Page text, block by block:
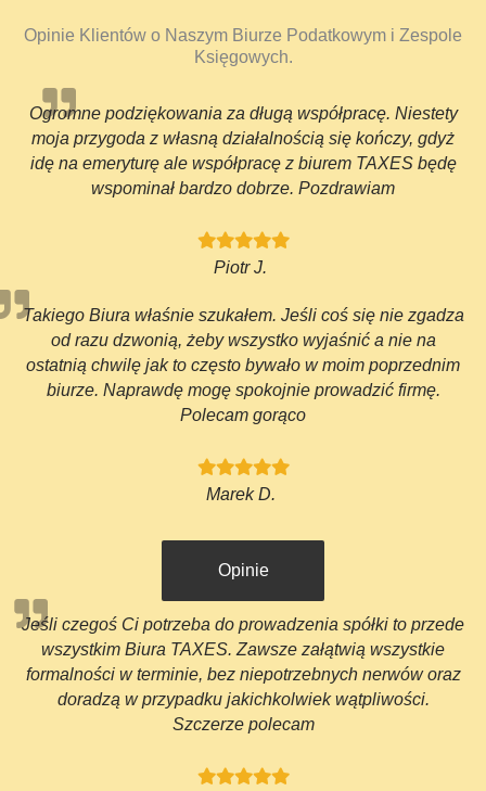
Opinie Klientów o Naszym Biurze Podatkowym i Zespole
Księgowych.
Ogromne podziękowania za długą współpracę. Niestety
moja przygoda z własną działalnością się kończy, gdyż
idę na emeryturę ale współpracę z biurem TAXES będę
wspominał bardzo dobrze. Pozdrawiam
Piotr J.
Takiego Biura właśnie szukałem. Jeśli coś się nie zgadza
od razu dzwonią, żeby wszystko wyjaśnić a nie na
ostatnią chwilę jak to często bywało w moim poprzednim
biurze. Naprawdę mogę spokojnie prowadzić firmę.
Polecam gorąco
Marek D.
Opinie
Jeśli czegoś Ci potrzeba do prowadzenia spółki to przede
wszystkim Biura TAXES. Zawsze załątwią wszystkie
formalności w terminie, bez niepotrzebnych nerwów oraz
doradzą w przypadku jakichkolwiek wątpliwości.
Szczerze polecam